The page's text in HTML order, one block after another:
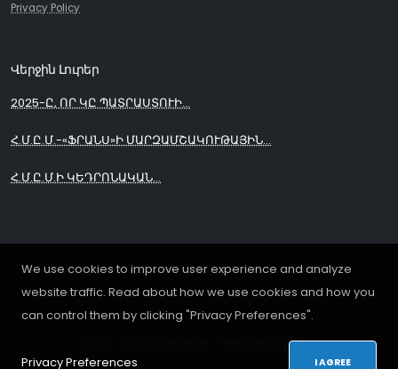
We use cookies to improve user experience and analyze
website traffic. Read about how we use cookies and how you
can control them by clicking "Privacy Preferences".
Privacy Preferences I AGREE
Privacy Policy
Վերջին Լուրեր
2025-Ը, ՈՐ ԿԸ ՊԱՏՐԱՍՏՈՒԻ...
Հ.Մ.Ը.Մ.-«ՖՐԱՆՍ»Ի ՄԱՐԶԱՄՇԱԿՈՒԹԱՅԻՆ...
Հ.Մ.Ը.Մ.Ի ԿԵԴՐՈՆԱԿԱՆ...
iDoWeb